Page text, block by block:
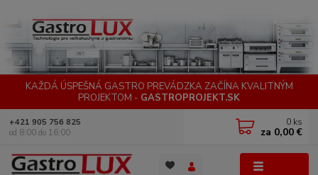
KAŽDÁ ÚSPEŠNÁ GASTRO PREVÁDZKA ZAČÍNA KVALITNÝM
PROJEKTOM - GASTROPROJEKT.SK
+421 905 756 825
od 8:00 do 16:00
0 ks
za 0,00 €